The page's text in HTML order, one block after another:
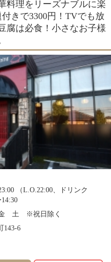
料理をリーズナブルに楽
きで3300円！TVでも放
腐は必食！小さなお子様
（L.O.22:00、ドリンク
土 ※祝日除く
143-6